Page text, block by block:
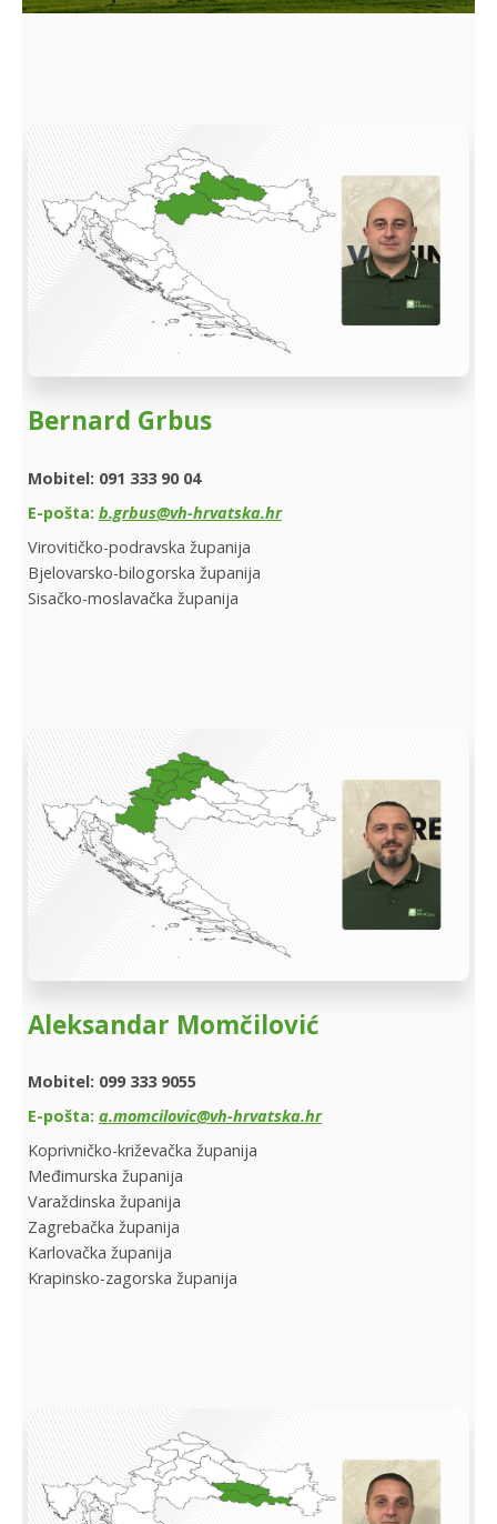
Bernard Grbus
Mobitel: 091 333 90 04
E-pošta: b.grbus@vh-hrvatska.hr
Virovitičko-podravska županija
Bjelovarsko-bilogorska županija
Sisačko-moslavačka županija
Aleksandar Momčilović
Mobitel: 099 333 9055
E-pošta: a.momcilovic@vh-hrvatska.hr
Koprivničko-križevačka županija
Međimurska županija
Varaždinska županija
Zagrebačka županija
Karlovačka županija
Krapinsko-zagorska županija